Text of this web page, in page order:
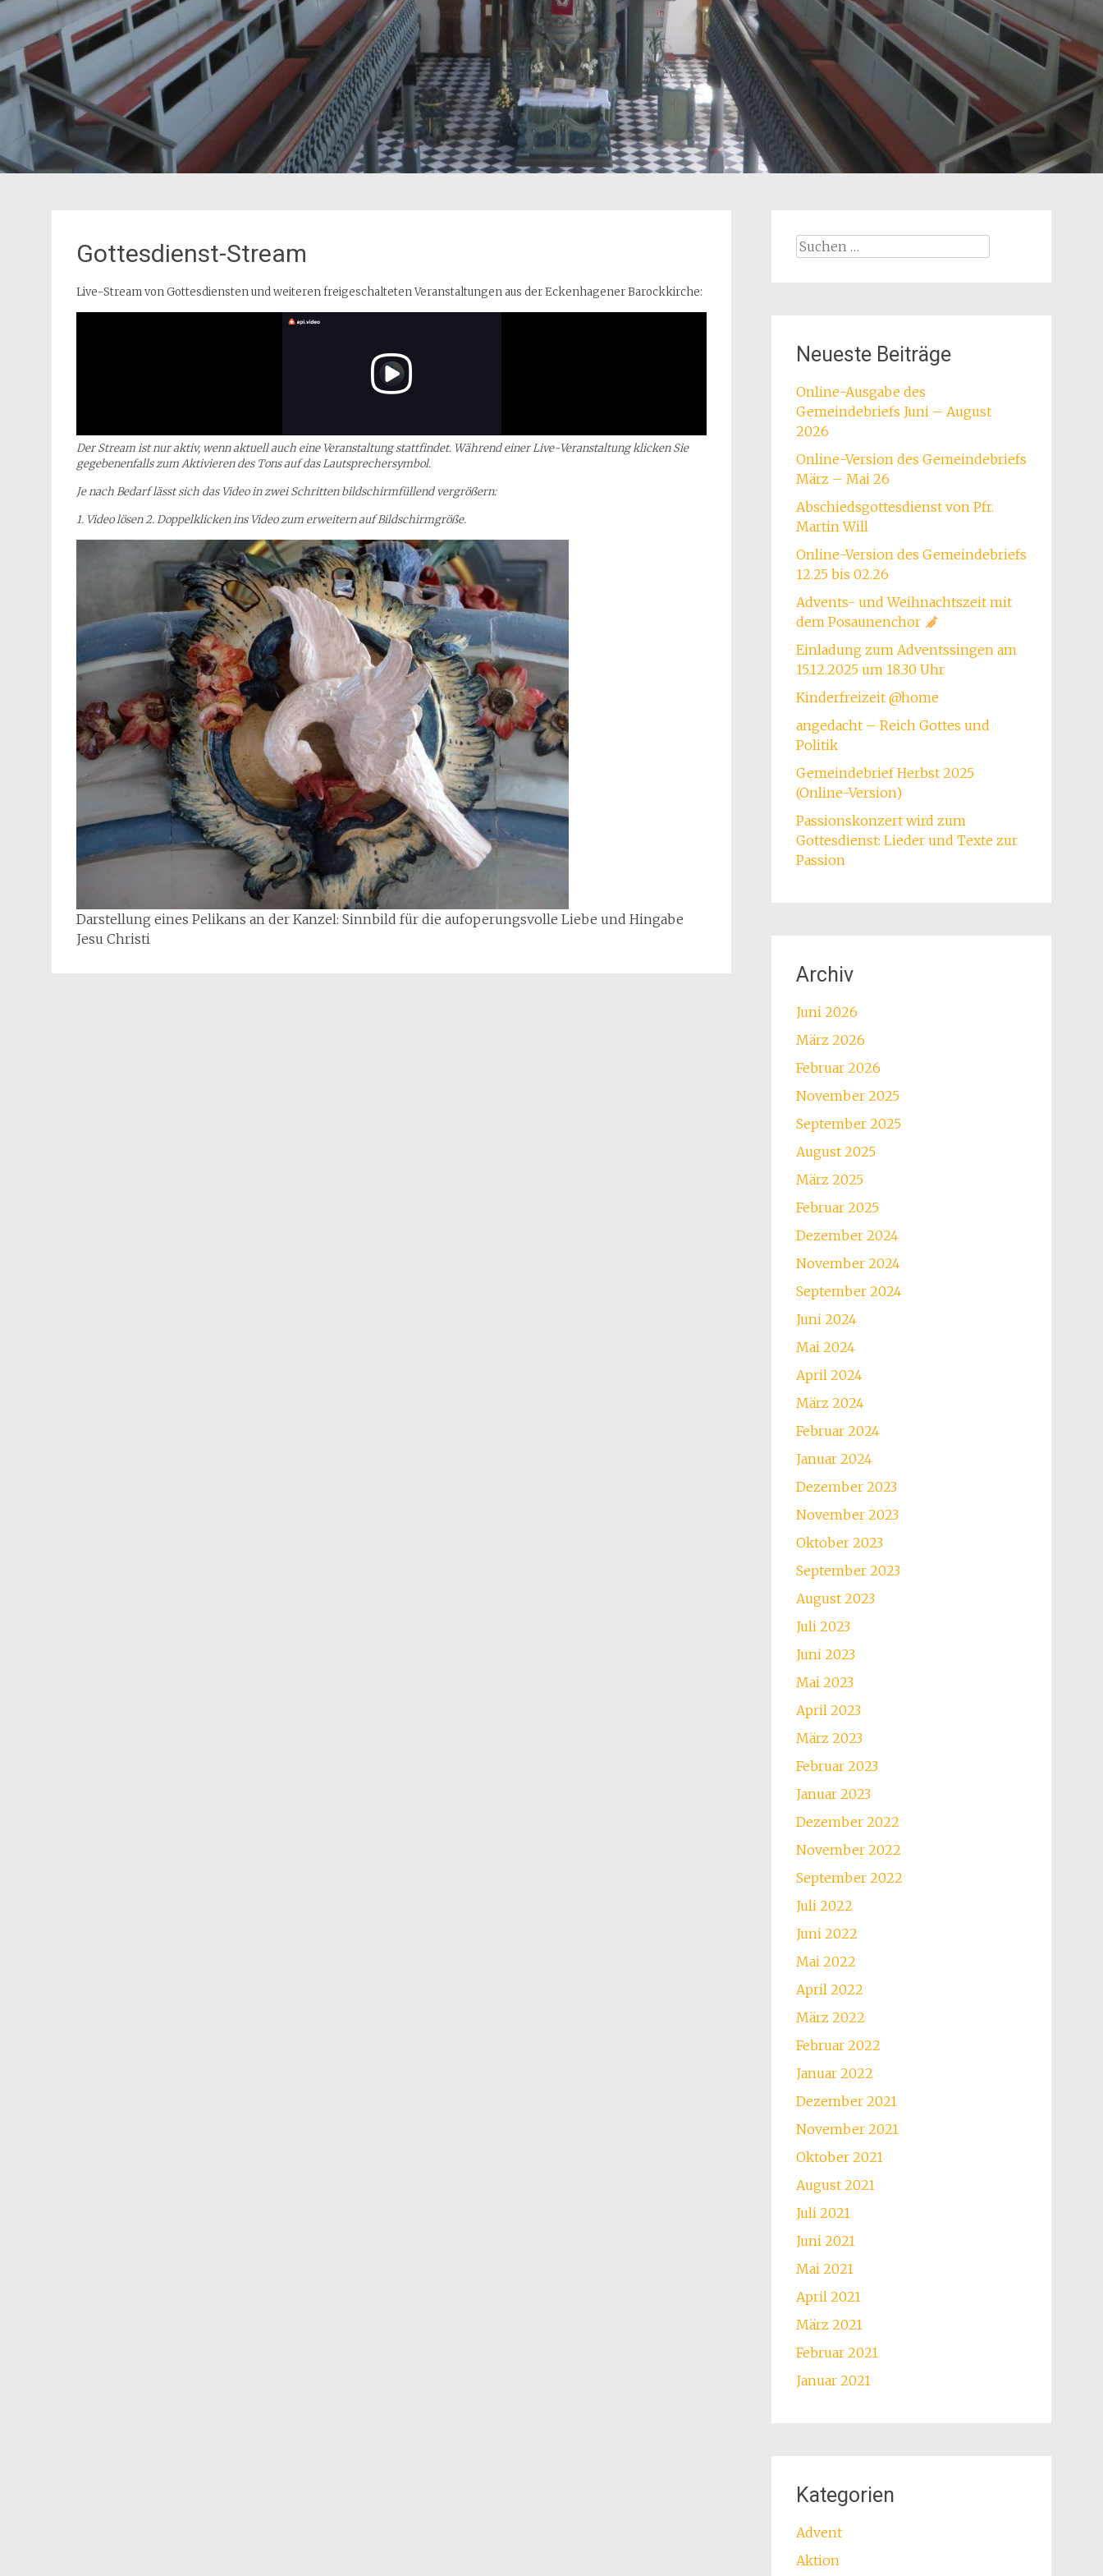
Gottesdienst-Stream
Live-Stream von Gottesdiensten und weiteren freigeschalteten Veranstaltungen aus der Eckenhagener Barockkirche:
Der Stream ist nur aktiv, wenn aktuell auch eine Veranstaltung stattfindet. Während einer Live-Veranstaltung klicken Sie
gegebenenfalls zum Aktivieren des Tons auf das Lautsprechersymbol.
Je nach Bedarf lässt sich das Video in zwei Schritten bildschirmfüllend vergrößern:
1. Video lösen 2. Doppelklicken ins Video zum erweitern auf Bildschirmgröße.
Darstellung eines Pelikans an der Kanzel: Sinnbild für die aufoperungsvolle Liebe und Hingabe
Jesu Christi
Suchen
Neueste Beiträge
Online-Ausgabe des
Gemeindebriefs Juni – August
2026
Online-Version des Gemeindebriefs
März – Mai 26
Abschiedsgottesdienst von Pfr.
Martin Will
Online-Version des Gemeindebriefs
12.25 bis 02.26
Advents- und Weihnachtszeit mit
dem Posaunenchor
Einladung zum Adventssingen am
15.12.2025 um 18.30 Uhr
Kinderfreizeit @home
angedacht – Reich Gottes und
Politik
Gemeindebrief Herbst 2025
(Online-Version)
Passionskonzert wird zum
Gottesdienst: Lieder und Texte zur
Passion
Archiv
Juni 2026
März 2026
Februar 2026
November 2025
September 2025
August 2025
März 2025
Februar 2025
Dezember 2024
November 2024
September 2024
Juni 2024
Mai 2024
April 2024
März 2024
Februar 2024
Januar 2024
Dezember 2023
November 2023
Oktober 2023
September 2023
August 2023
Juli 2023
Juni 2023
Mai 2023
April 2023
März 2023
Februar 2023
Januar 2023
Dezember 2022
November 2022
September 2022
Juli 2022
Juni 2022
Mai 2022
April 2022
März 2022
Februar 2022
Januar 2022
Dezember 2021
November 2021
Oktober 2021
August 2021
Juli 2021
Juni 2021
Mai 2021
April 2021
März 2021
Februar 2021
Januar 2021
Kategorien
Advent
Aktion